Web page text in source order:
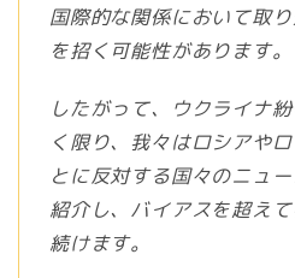
国際的な関係において取
を招く可能性があります。
したがって、ウクライナ
く限り、我々はロシアや
とに反対する国々のニュ
紹介し、バイアスを超え
続けます。